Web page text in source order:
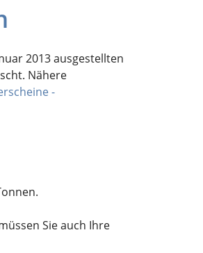
2013 ausgestellten
Nähere
-
Sie auch Ihre